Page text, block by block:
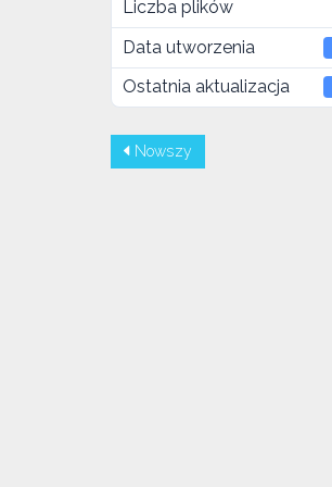
Liczba plików
Data utworzenia
Ostatnia aktualizacja
Nowszy